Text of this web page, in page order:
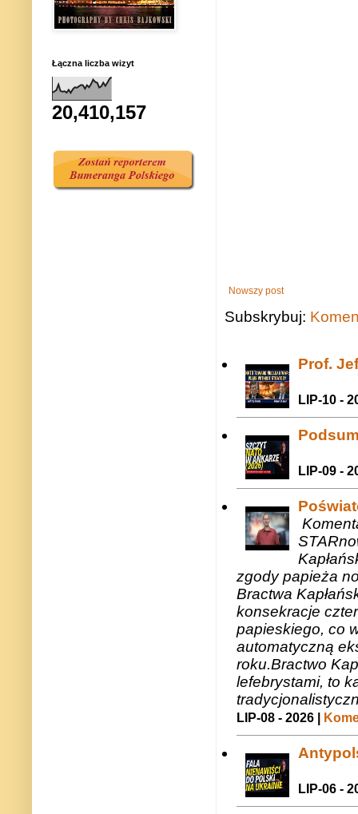
Nowszy post
Subskrybuj:
Prof.
LIP-10 -
LIP-09 -
zgody papieża
Bractwa
konsekracje
papieskiego, co
automatyczną
roku.Bractwo
lefebrystami, to
LIP-08 - 2026 |
LIP-06 -
Łączna liczba wizyt
20,410,157